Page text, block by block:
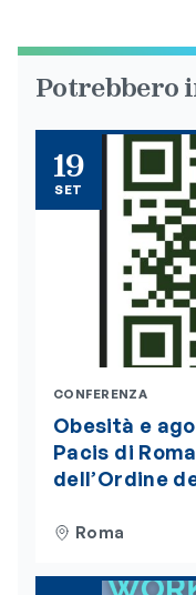
Potrebbero
19
SET
CONFERENZA
Obesità e
Pacis di
dell’Ordine
Roma